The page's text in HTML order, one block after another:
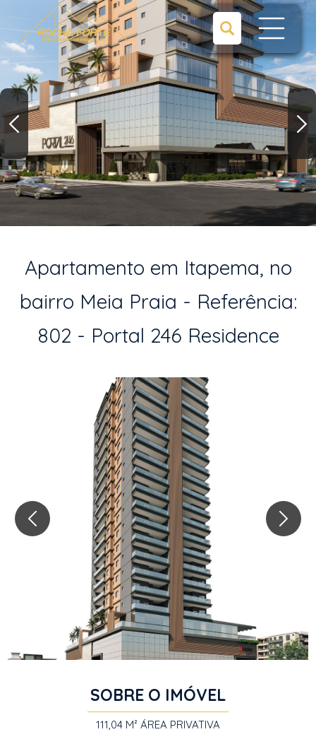
Apartamento em Itapema, no
bairro Meia Praia - Referência:
802 - Portal 246 Residence
SOBRE O IMÓVEL
111,04 M² ÁREA PRIVATIVA